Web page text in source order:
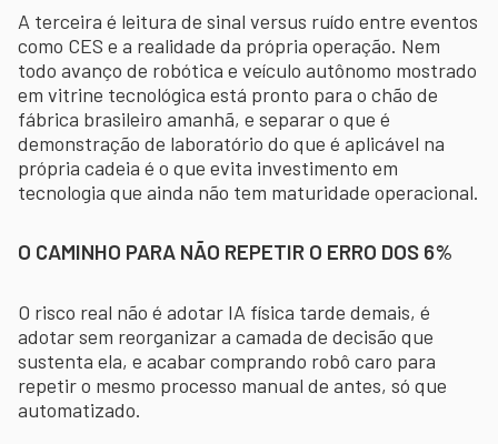
A terceira é leitura de sinal versus ruído entre eventos
como CES e a realidade da própria operação. Nem
todo avanço de robótica e veículo autônomo mostrado
em vitrine tecnológica está pronto para o chão de
fábrica brasileiro amanhã, e separar o que é
demonstração de laboratório do que é aplicável na
própria cadeia é o que evita investimento em
tecnologia que ainda não tem maturidade operacional.
O CAMINHO PARA NÃO REPETIR O ERRO DOS 6%
O risco real não é adotar IA física tarde demais, é
adotar sem reorganizar a camada de decisão que
sustenta ela, e acabar comprando robô caro para
repetir o mesmo processo manual de antes, só que
automatizado.